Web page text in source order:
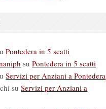
Pontedera in 5 scatti
suPontedera in 5 scatti
Servizi per Anziani a Pontedera
suServizi per Anziani a